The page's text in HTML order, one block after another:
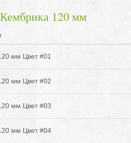
120 мм
мм Цвет #01
мм Цвет #02
мм Цвет #03
мм Цвет #04